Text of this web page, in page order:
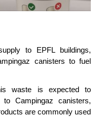
to EPFL buildings,
canisters to fuel
waste is expected to
Campingaz canisters,
are commonly used